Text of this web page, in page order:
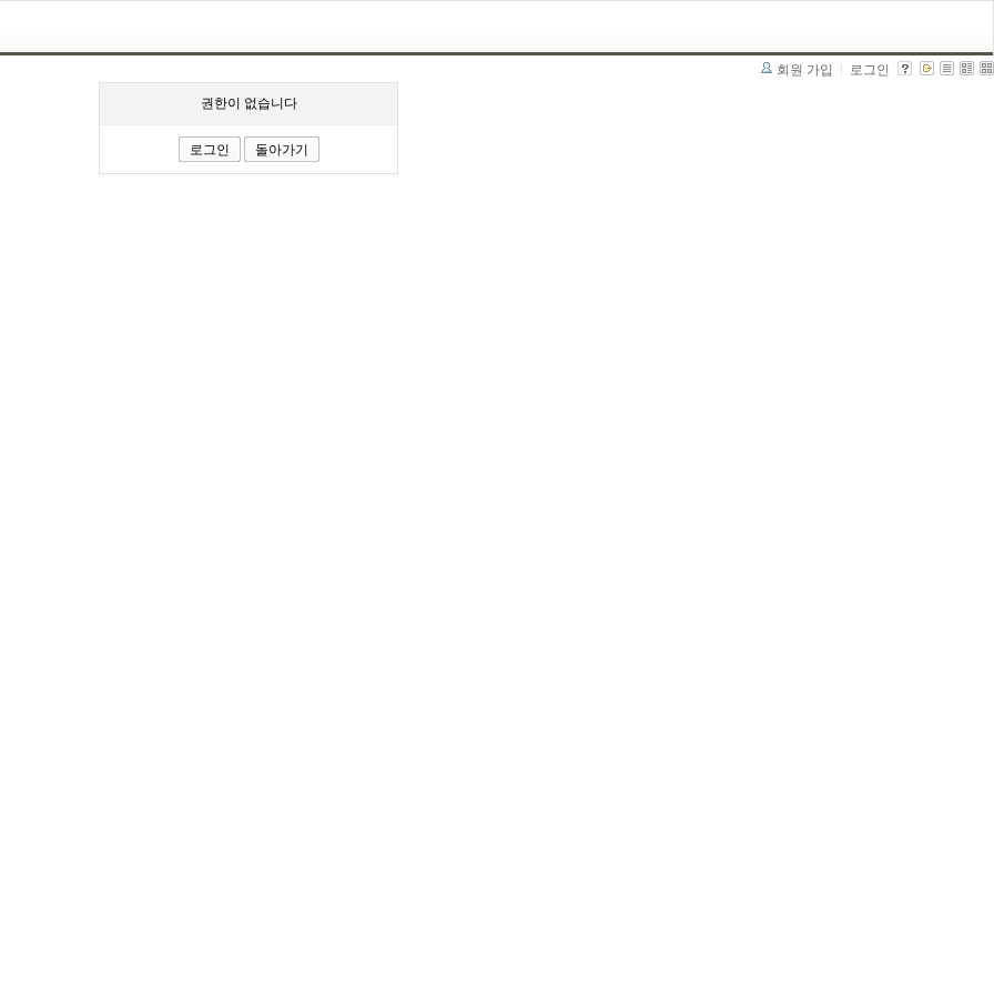
회원 가입 로그인
권한이 없습니다
로그인 돌아가기